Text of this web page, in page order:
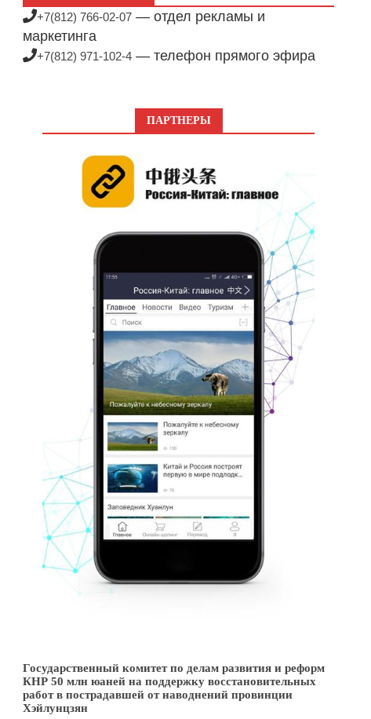
+7(812) 766-02-07 — отдел рекламы и
маркетинга
+7(812) 971-102-4 — телефон прямого эфира
ПАРТНЕРЫ
Государственный комитет по делам развития и реформ
КНР 50 млн юаней на поддержку восстановительных
работ в пострадавшей от наводнений провинции
Хэйлунцзян